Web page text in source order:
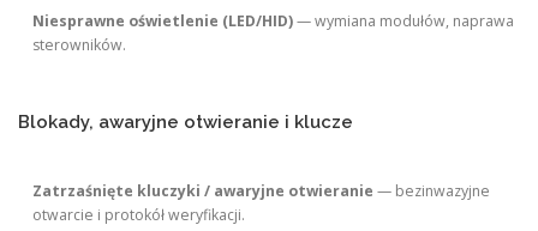
Niesprawne oświetlenie (LED/HID)— wymiana modułów, naprawa
sterowników.
Blokady, awaryjne otwieranie i klucze
Zatrzaśnięte kluczyki / awaryjne otwieranie — bezinwazyjne
otwarcie i protokół weryfikacji.